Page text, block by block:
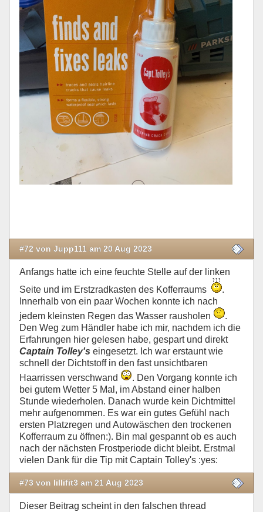
#72 von Jupp111 am 20 Aug 2023
Anfangs hatte ich eine feuchte Stelle auf der linken
Seite und im Erstzradkasten des Kofferraums
.
Innerhalb von ein paar Wochen konnte ich nach
jedem kleinsten Regen das Wasser rausholen
.
Den Weg zum Händler habe ich mir, nachdem ich die
Erfahrungen hier gelesen habe, gespart und direkt
Captain Tolley's eingesetzt. Ich war erstaunt wie
schnell der Dichtstoff in den fast unsichtbaren
Haarrissen verschwand
. Den Vorgang konnte ich
bei gutem Wetter 5 Mal, im Abstand einer halben
Stunde wiederholen. Danach wurde kein Dichtmittel
mehr aufgenommen. Es war ein gutes Gefühl nach
ersten Platzregen und Autowäschen den trockenen
Kofferraum zu öffnen:). Bin mal gespannt ob es auch
nach der nächsten Frostperiode dicht bleibt. Erstmal
vielen Dank für die Tip mit Captain Tolley's :yes:
#73 von lillifit3 am 21 Aug 2023
Dieser Beitrag scheint in den falschen thread